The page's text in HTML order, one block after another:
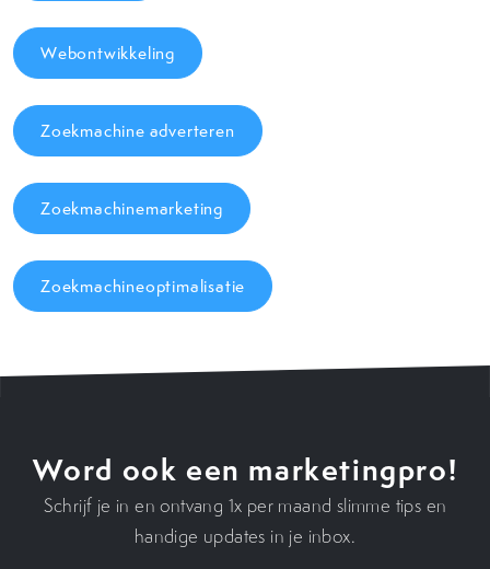
Webontwikkeling
Zoekmachine adverteren
Zoekmachinemarketing
Zoekmachineoptimalisatie
Word ook een marketingpro!
Schrijf je in en ontvang 1x per maand slimme tips en
handige updates in je inbox.